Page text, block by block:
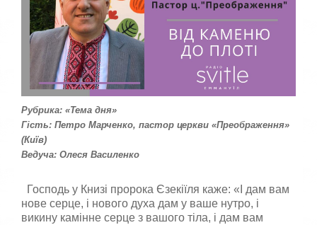
а
в
т
е
о
ц
у
Рубрика: «Тема дня»
Гість: Петро Марченко, пастор церкви «Преображення»
(Київ)
Ведуча: Олеся Василенко
Господь у Книзі пророка Єзекіїля каже: «І дам вам
нове серце, і нового духа дам у ваше нутро, і
викину камінне серце з вашого тіла, і дам вам